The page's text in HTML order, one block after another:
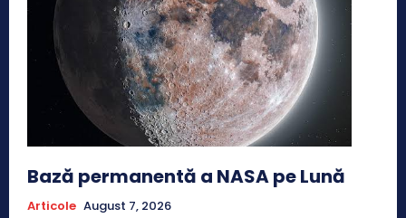
Bază permanentă a NASA pe Lună
Articole August 7, 2026